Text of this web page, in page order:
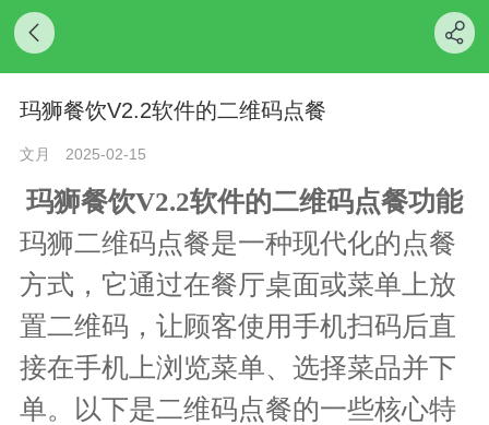
玛狮餐饮V2.2软件的二维码点餐
文月 2025-02-15
玛狮餐饮V2.2软件的二维码点餐功能
玛狮二维码点餐是一种现代化的点餐
方式，它通过在餐厅桌面或菜单上放
置二维码，让顾客使用手机扫码后直
接在手机上浏览菜单、选择菜品并下
单。以下是二维码点餐的一些核心特